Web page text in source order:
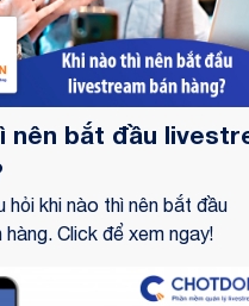
nên bắt đầu
hỏi khi nào thì nên bắt đầu
hàng. Click để xem ngay!